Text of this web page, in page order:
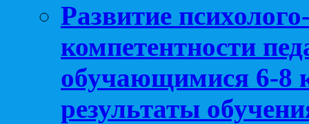
Развитие
компетентности
обучающимися 6-8
результаты